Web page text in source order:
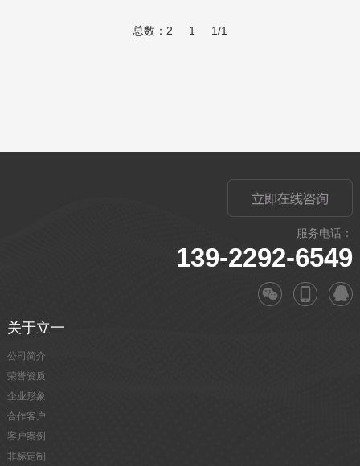
总数：2 1 1/1
服务电话：
139-2292-6549
关于立一
公司简介
荣誉资质
企业形象
合作客户
客户案例
非标定制